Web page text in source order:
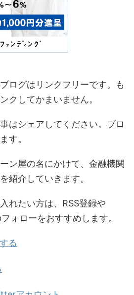
ログはリンクフリーです。も
クしてかまいません。
はシェアしてください。ブロ
す。
ン屋の名にかけて、金融機関
紹介していきます。
れたい方は、RSS登録や
ォローをおすすめします。
る